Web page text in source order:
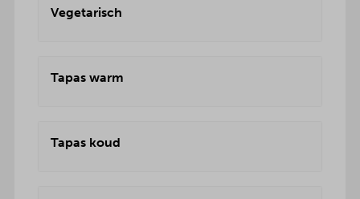
Vegetarisch
Tapas warm
Tapas koud